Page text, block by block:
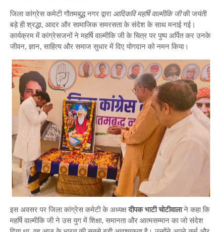
जिला कांग्रेस कमेटी गौतमबुद्ध नगर द्वारा आदिकवि महर्षि वाल्मीकि जीकी जयंती
बड़े ही श्रद्धा, आदर और सामाजिक समरसता के संदेश के साथ मनाई गई।
कार्यक्रम में कांग्रेसजनों ने महर्षि वाल्मीकि जी के चित्र पर पुष्प अर्पित कर उनके
जीवन, ज्ञान, साहित्य और समाज सुधार में दिए योगदान को नमन किया।
इस अवसर पर जिला कांग्रेस कमेटी के अध्यक्षदीपक भाटी चोटीवालाने कहा कि
महर्षि वाल्मीकि जी ने उस युग में शिक्षा, समानता और आत्मसम्मान का जो संदेश